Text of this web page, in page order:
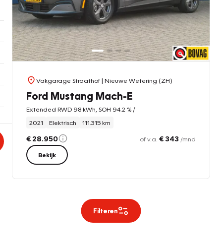
Vakgarage Straathof| Nieuwe Wetering (ZH)
Ford Mustang Mach-E
Extended RWD 98 kWh, SOH 94.2 % /
2021
Elektrisch 111.315 km
€ 28.950 of v.a. € 343 /mnd
Bekijk
Filteren